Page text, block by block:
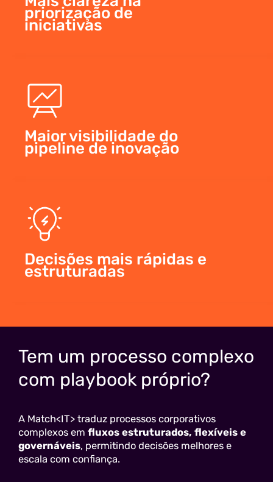
priorização de
iniciativas
Maior visibilidade do
pipeline de inovação
Decisões mais rápidas e
estruturadas
Tem um processo complexo
com playbook próprio?
A Match<IT> traduz processos corporativos
complexos em fluxos estruturados, flexíveis e
governáveis, permitindo decisões melhores e
escala com confiança.